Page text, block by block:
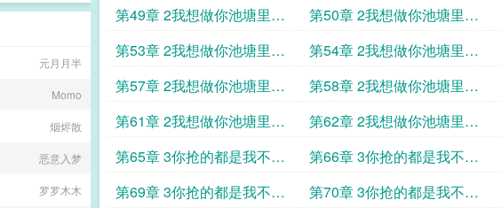
鱼2
鱼3
第49章 2我想做你池塘里的
鱼6
第50章 2我想做你池塘里的
鱼7
第53章 2我想做你池塘里的
鱼10
第54章 2我想做你池塘里的
鱼11
第57章 2我想做你池塘里的
鱼14
第58章 2我想做你池塘里的
鱼15
第61章 2我想做你池塘里的
鱼18
第62章 2我想做你池塘里的
鱼19
第65章 3你抢的都是我不要
的3
第66章 3你抢的都是我不要
的4
第69章 3你抢的都是我不要
第70章 3你抢的都是我不要
元月月半
Momo
烟烬散
恶意入梦
罗罗木木